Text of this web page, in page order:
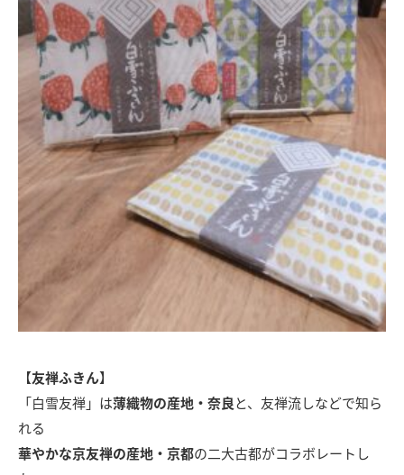
【友禅ふきん】
「白雪友禅」は薄織物の産地・奈良と、友禅流しなどで知ら
れる
華やかな京友禅の産地・京都の二大古都がコラボレートし